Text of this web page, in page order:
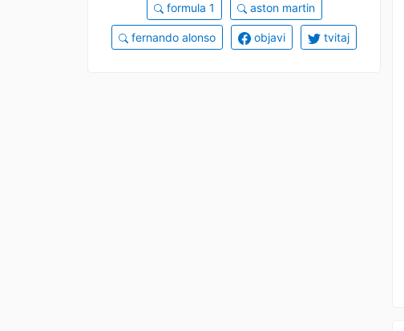
formula 1 aston martin
fernando alonso objavi tvitaj